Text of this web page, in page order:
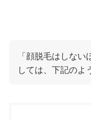
「顔脱毛はしな
しては、下記のよ